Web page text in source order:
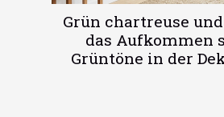
Grün chartreuse
das Aufkommen
Grüntöne in der